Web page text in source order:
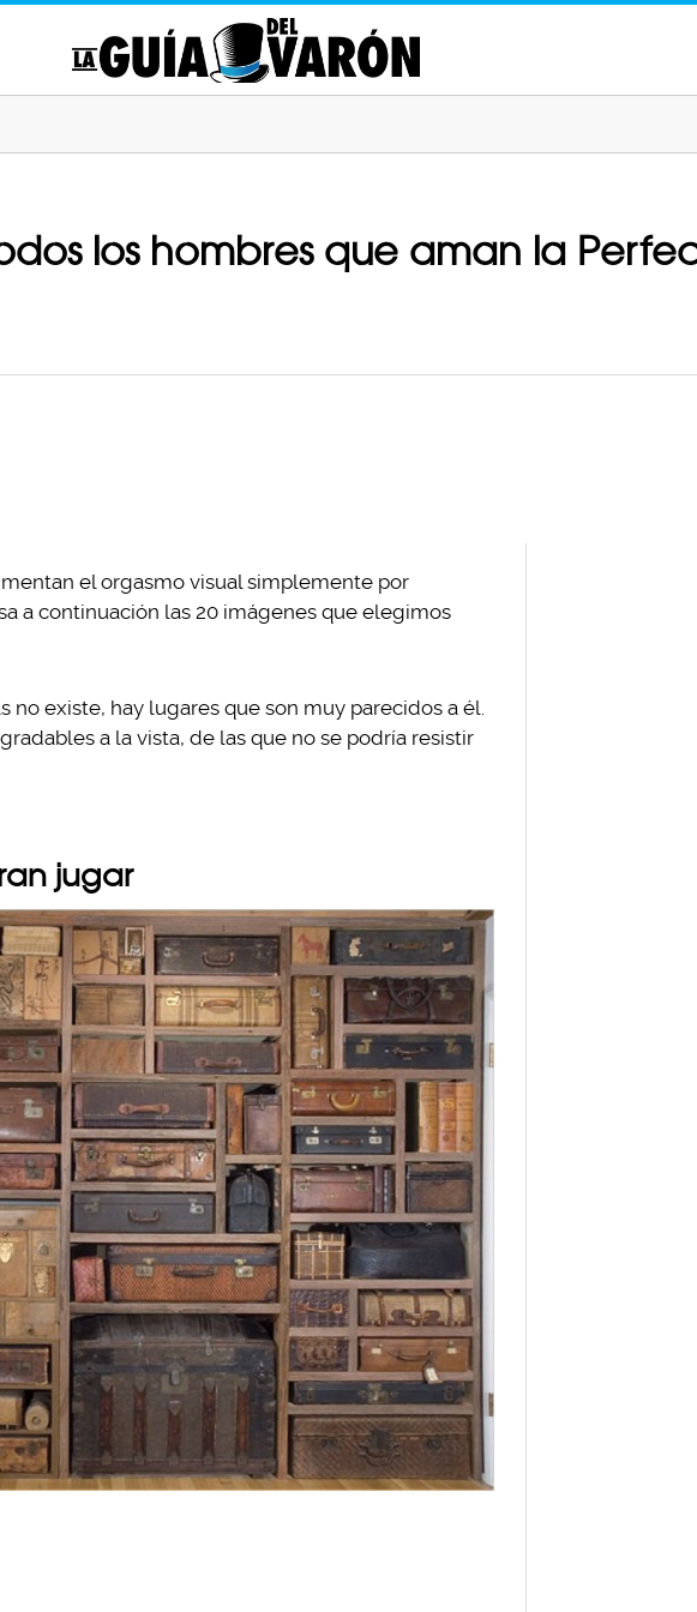
los hombres que aman la
el orgasmo visual simplemente por
a continuación las 20 imágenes que elegimos
no existe, hay lugares que son muy parecidos a él.
a la vista, de las que no se podría resistir
jugar